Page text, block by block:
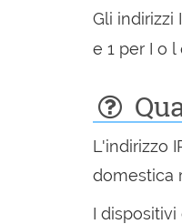
Gli indirizzi
e 1 per I o
L'indirizzo
domestica
I